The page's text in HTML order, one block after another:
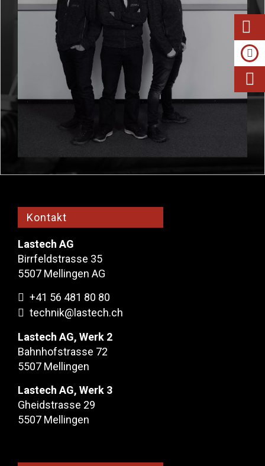
Kontakt
Lastech AG
Birrfeldstrasse 35
5507 Mellingen AG
+41 56 481 80 80
technik@lastech.ch
Lastech AG, Werk 2
Bahnhofstrasse 72
5507 Mellingen
Lastech AG, Werk 3
Gheidstrasse 29
5507 Mellingen